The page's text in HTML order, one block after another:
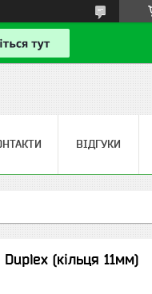
ВІДГУКИ
(кільця 11мм)